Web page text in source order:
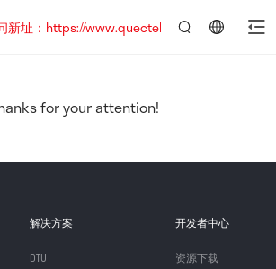
址：https://www.quectel.com.cn
for your attention!
解决方案
DTU
开发者中心
资源下载